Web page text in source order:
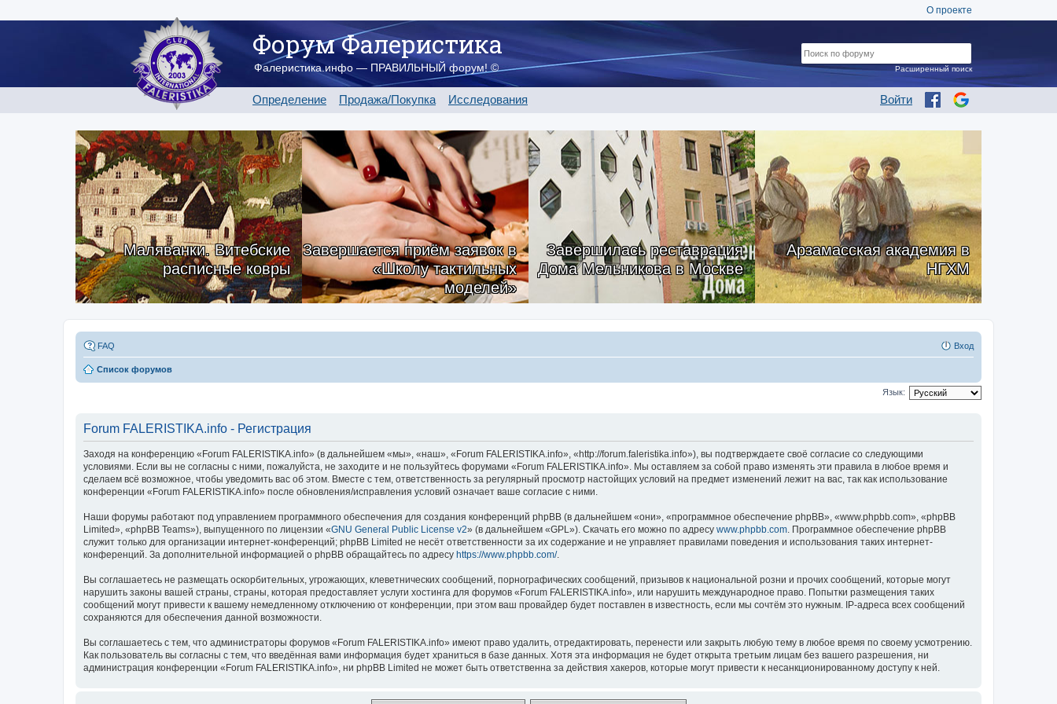
О проекте
Форум Фалеристика
Фалеристика.инфо — ПРАВИЛЬНЫЙ форум! ©
Определение Продажа/Покупка Исследования Войти
Расширенный поиск
Маляванки. Витебские
расписные ковры
Завершается приём заявок в
«Школу тактильных
моделей»
Завершилась реставрация
Дома Мельникова в Москве
Арзамасская академия в
НГХМ
FAQ Вход
Список форумов
Язык:
Forum FALERISTIKA.info - Регистрация
Заходя на конференцию «Forum FALERISTIKA.info» (в дальнейшем «мы», «наш», «Forum FALERISTIKA.info», «http://forum.faleristika.info»), вы подтверждаете своё согласие со следующими
условиями. Если вы не согласны с ними, пожалуйста, не заходите и не пользуйтесь форумами «Forum FALERISTIKA.info». Мы оставляем за собой право изменять эти правила в любое время и
сделаем всё возможное, чтобы уведомить вас об этом. Вместе с тем, ответственность за регулярный просмотр настойщих условий на предмет изменений лежит на вас, так как использование
конференции «Forum FALERISTIKA.info» после обновления/исправления условий означает ваше согласие с ними.
Наши форумы работают под управлением программного обеспечения для создания конференций phpBB (в дальнейшем «они», «программное обеспечение phpBB», «www.phpbb.com», «phpBB
Limited», «phpBB Teams»), выпущенного по лицензии «GNU General Public License v2» (в дальнейшем «GPL»). Скачать его можно по адресу www.phpbb.com . Программное обеспечение phpBB
служит только для организации интернет-конференций; phpBB Limited не несёт ответственности за их содержание и не управляет правилами поведения и использования таких интернет-
конференций. За дополнительной информацией о phpBB обращайтесь по адресу https://www.phpbb.com/.
Вы соглашаетесь не размещать оскорбительных, угрожающих, клеветнических сообщений, порнографических сообщений, призывов к национальной розни и прочих сообщений, которые могут
нарушить законы вашей страны, страны, которая предоставляет услуги хостинга для форумов «Forum FALERISTIKA.info», или нарушить международное право. Попытки размещения таких
сообщений могут привести к вашему немедленному отключению от конференции, при этом ваш провайдер будет поставлен в известность, если мы сочтём это нужным. IP-адреса всех сообщений
сохраняются для обеспечения данной возможности.
Вы соглашаетесь с тем, что администраторы форумов «Forum FALERISTIKA.info» имеют право удалить, отредактировать, перенести или закрыть любую тему в любое время по своему усмотрению.
Как пользователь вы согласны с тем, что введённая вами информация будет храниться в базе данных. Хотя эта информация не будет открыта третьим лицам без вашего разрешения, ни
администрация конференции «Forum FALERISTIKA.info», ни phpBB Limited не может быть ответственна за действия хакеров, которые могут привести к несанкционированному доступу к ней.